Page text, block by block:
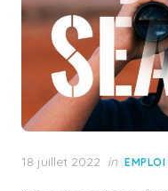
Posted
18 juillet 2022 in